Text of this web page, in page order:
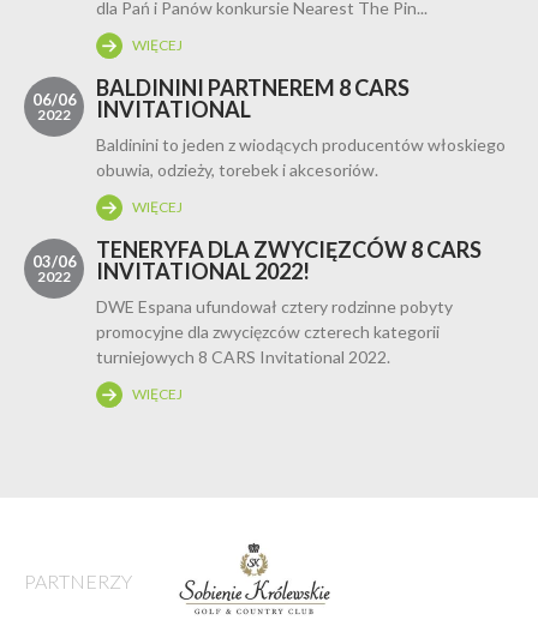
dla Pań i Panów konkursie Nearest The Pin...
WIĘCEJ
06/06
2022
BALDININI PARTNEREM 8 CARS
INVITATIONAL
Baldinini to jeden z wiodących producentów włoskiego
obuwia, odzieży, torebek i akcesoriów.
WIĘCEJ
03/06
2022
TENERYFA DLA ZWYCIĘZCÓW 8 CARS
INVITATIONAL 2022!
DWE Espana ufundował cztery rodzinne pobyty
promocyjne dla zwycięzców czterech kategorii
turniejowych 8 CARS Invitational 2022.
WIĘCEJ
PARTNERZY